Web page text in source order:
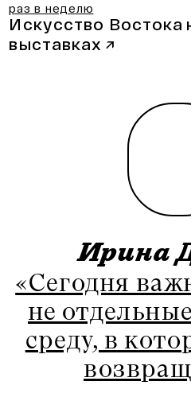
раз в неделю
Искусство Востока
выставках ↗
Ирина
«Сегодня
не
среду, в